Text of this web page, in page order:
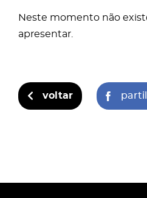
Neste momento não
apresentar.
voltar